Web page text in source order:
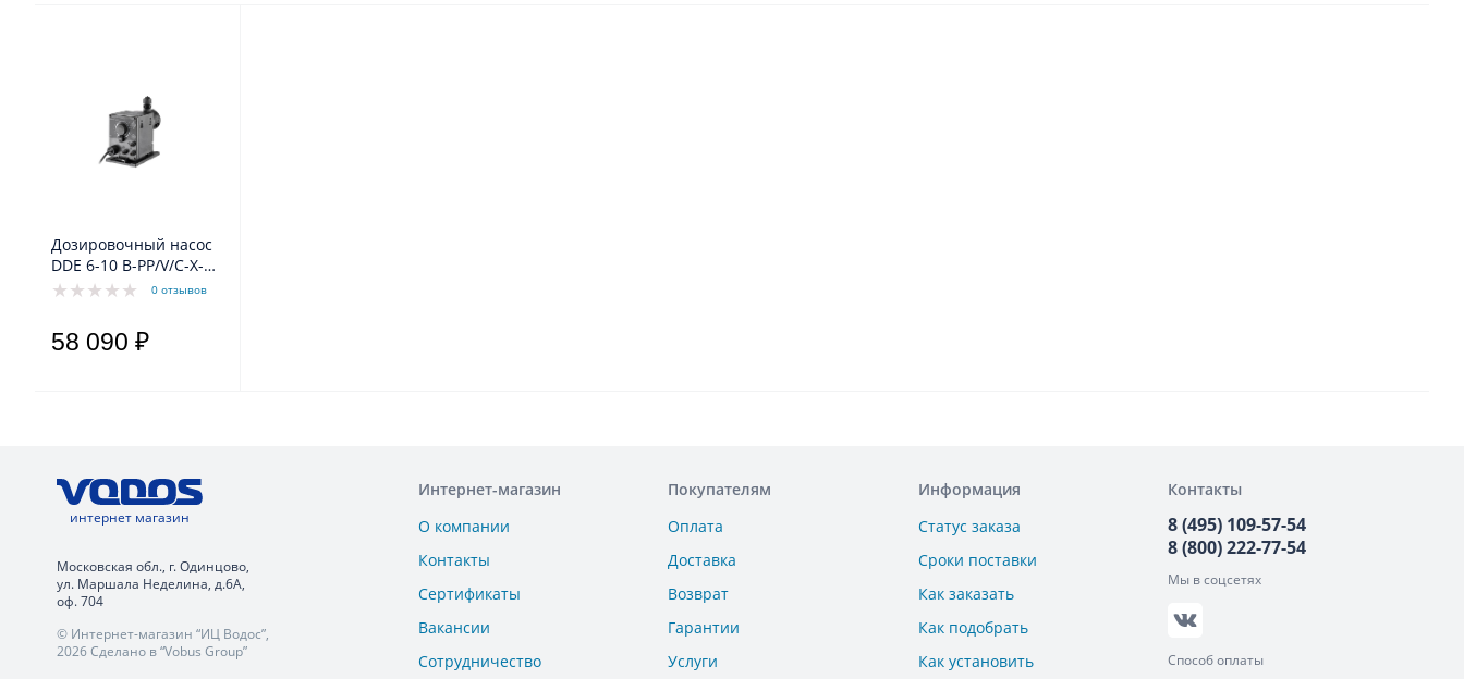
Дозировочный насос
DDE 6-10 B-PP/V/C-X-
31U2U2FG
0 отзывов
58 090 ₽
интернет магазин
Московская обл., г. Одинцово,
ул. Маршала Неделина, д.6А,
оф. 704
© Интернет-магазин “ИЦ Водос”,
2026 Сделано в “Vobus Group”
Интернет-магазин
О компании
Контакты
Сертификаты
Вакансии
Сотрудничество
Покупателям
Оплата
Доставка
Возврат
Гарантии
Услуги
Информация
Статус заказа
Сроки поставки
Как заказать
Как подобрать
Как установить
Контакты
8 (495) 109-57-54
8 (800) 222-77-54
Мы в соцсетях
Способ оплаты